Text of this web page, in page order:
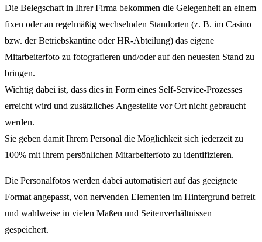
Die Belegschaft in Ihrer Firma bekommen die Gelegenheit an einem
fixen oder an regelmäßig wechselnden Standorten (z. B. im Casino
bzw. der Betriebskantine oder HR-Abteilung) das eigene
Mitarbeiterfoto zu fotografieren und/oder auf den neuesten Stand zu
bringen.
Wichtig dabei ist, dass dies in Form eines Self-Service-Prozesses
erreicht wird und zusätzliches Angestellte vor Ort nicht gebraucht
werden.
Sie geben damit Ihrem Personal die Möglichkeit sich jederzeit zu
100% mit ihrem persönlichen Mitarbeiterfoto zu identifizieren.
Die Personalfotos werden dabei automatisiert auf das geeignete
Format angepasst, von nervenden Elementen im Hintergrund befreit
und wahlweise in vielen Maßen und Seitenverhältnissen
gespeichert.